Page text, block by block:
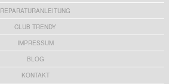
REPARATURANLEITUNG
CLUB TRENDY
IMPRESSUM
BLOG
KONTAKT